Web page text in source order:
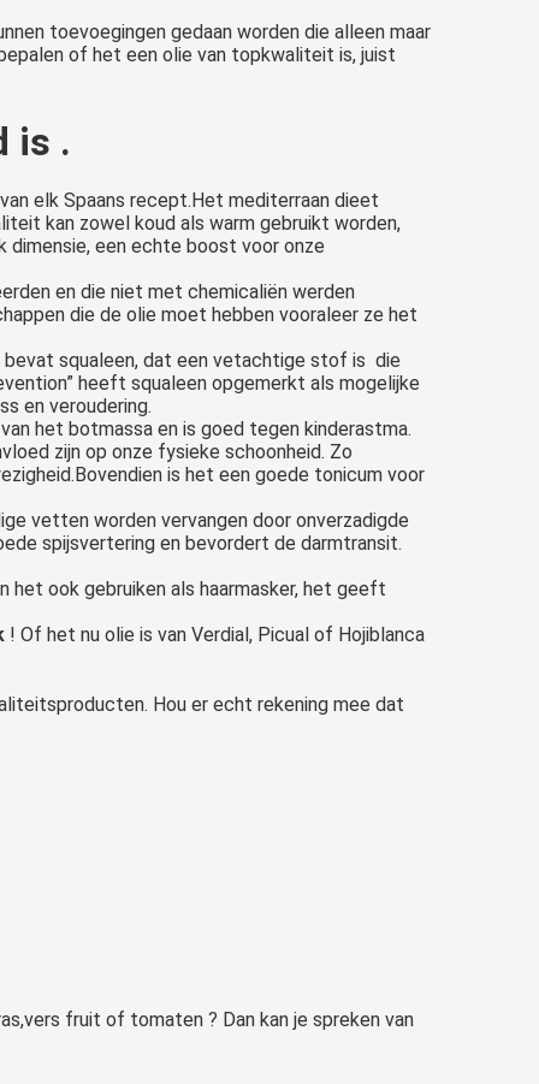
toevoegingen gedaan worden die alleen maar
of het een olie van topkwaliteit is, juist
is .
elk Spaans recept.Het mediterraan dieet
kan zowel koud als warm gebruikt worden,
een echte boost voor onze
en die niet met chemicaliën werden
die de olie moet hebben vooraleer ze het
bevat squaleen, dat een vetachtige stof is die
heeft squaleen opgemerkt als mogelijke
en veroudering.
het botmassa en is goed tegen kinderastma.
zijn op onze fysieke schoonheid. Zo
is het een goede tonicum voor
vetten worden vervangen door onverzadigde
spijsvertering en bevordert de darmtransit.
het ook gebruiken als haarmasker, het geeft
! Of het nu olie is van Verdial, Picual of Hojiblanca
Hou er echt rekening mee dat
fruit of tomaten ? Dan kan je spreken van